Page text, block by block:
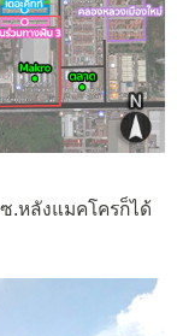
ซ.หลังแมคโครก็ได้